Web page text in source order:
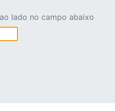
lado no campo abaixo